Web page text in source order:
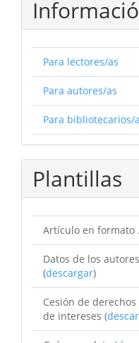
Para lectores/as
Para autores/as
Para bibliotecarios/
Plantillas
Artículo en formato
Datos de los
(descargar)
Cesión de
de intereses (